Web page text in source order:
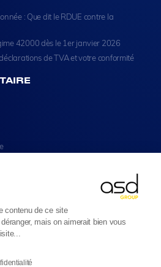
contenu de ce site
mais on aimerait bien vous
: Que dit le RDUE contre la
42000 dès le 1er janvier 2026
de TVA et votre conformité
- Tous Droits Réservés